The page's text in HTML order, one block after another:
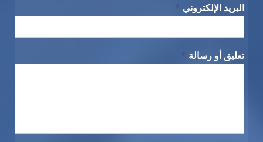
البريد الإلكتروني *
تعليق أو رسالة *